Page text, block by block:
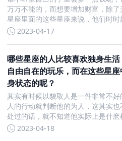
万万不能的，而想要增加财富，除
星座里面的这些星座来说，他们时
目标，甚至一辈子都在攒钱。金牛座
2023-04-17
哪些星座的人比较喜欢独身生
自由自在的玩乐，而在这些星
身状态的呢？
其实有时候以貌取人是一件非常不
人的行动就判断他的为人，这其实
处过的话，就不知道他实际上是什
可能是比较喜欢玩，但是恋爱之后就
2023-04-18